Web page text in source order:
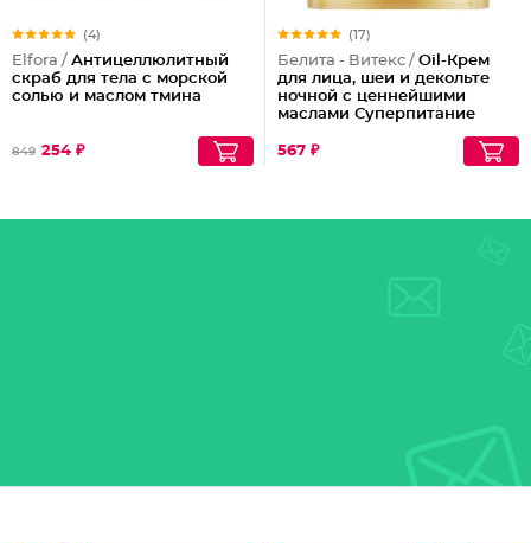
(4)
Elfora / Антицеллюлитный
скраб для тела с морской
солью и маслом тмина
849 254 ₽
(17)
Белита - Витекс / Oil-Крем
для лица, шеи и декольте
ночной с ценнейшими
маслами Суперпитание
567 ₽